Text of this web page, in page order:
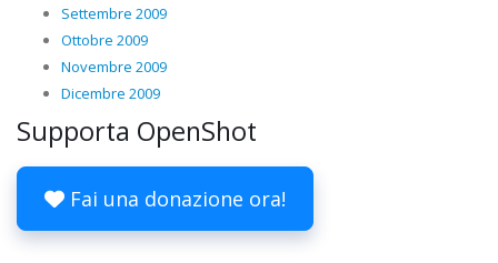
Settembre 2009
Ottobre 2009
Novembre 2009
Dicembre 2009
Supporta OpenShot
Fai una donazione ora!